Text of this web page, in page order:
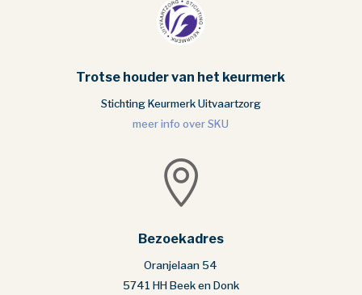
Trotse houder van het keurmerk
Stichting Keurmerk Uitvaartzorg
meer info over SKU

Bezoekadres
Oranjelaan 54
5741 HH Beek en Donk